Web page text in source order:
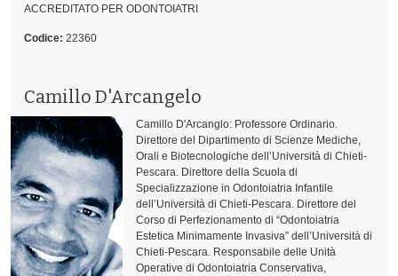
ACCREDITATO PER ODONTOIATRI
Codice: 22360
Camillo D'Arcangelo
Camillo D'Arcanglo: Professore Ordinario.
Direttore del Dipartimento di Scienze Mediche,
Orali e Biotecnologiche dell’Università di Chieti-
Pescara. Direttore della Scuola di
Specializzazione in Odontoiatria Infantile
dell’Università di Chieti-Pescara. Direttore del
Corso di Perfezionamento di “Odontoiatria
Estetica Minimamente Invasiva” dell’Università di
Chieti-Pescara. Responsabile delle Unità
Operative di Odontoiatria Conservativa,